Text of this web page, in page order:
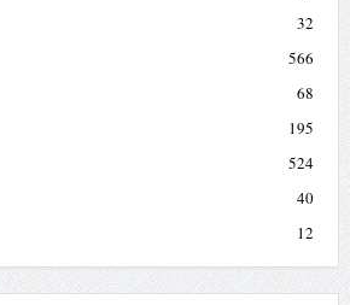
32
566
68
195
524
40
12